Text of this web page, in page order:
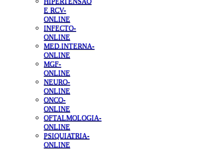
E RCV-
ONLINE
INFECTO-
ONLINE
MED.INTERNA-
ONLINE
MGF-
ONLINE
NEURO-
ONLINE
ONCO-
ONLINE
OFTALMOLOGIA-
ONLINE
PSIQUIATRIA-
ONLINE